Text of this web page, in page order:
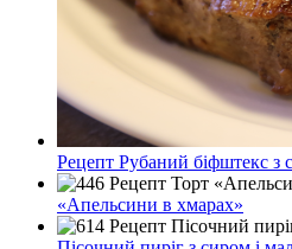
Рецепт Рубаний біфштекс з
«Апельсини в хмарах»